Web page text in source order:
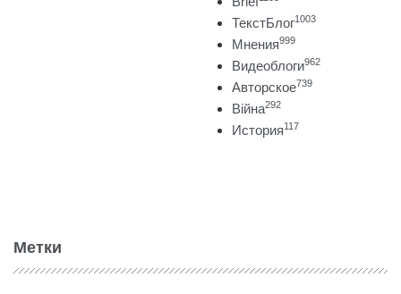
ТекстБлог1003
Мнения999
Видеоблоги962
Авторское739
Війна292
История117
Метки